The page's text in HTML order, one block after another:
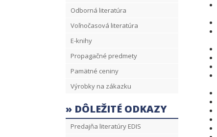
Odborná literatúra
Voľnočasová literatúra
E-knihy
Propagačné predmety
Pamätné ceniny
Výrobky na zákazku
» DÔLEŽITÉ ODKAZY
Predajňa literatúry EDIS